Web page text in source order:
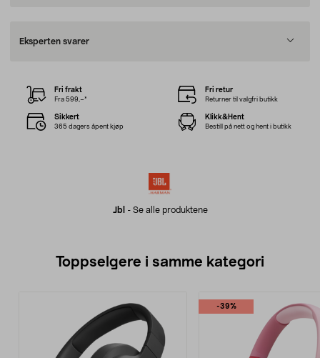
Eksperten svarer
Jbl - Se alle produktene
Fri frakt
Fra 599,–*
Fri retur
Returner til valgfri butikk
Sikkert
365 dagers åpent kjøp
Klikk&Hent
Bestill på nett og hent i butikk
Toppselgere i samme kategori
-39%